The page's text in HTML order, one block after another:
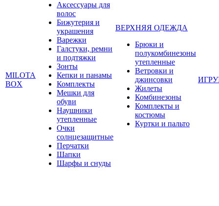
MILOTA
BOX
Аксессуары для
волос
Бижутерия и
украшения
Варежки
Галстуки, ремни
и подтяжки
Зонты
Кепки и панамы
Комплекты
Мешки для
обуви
Наушники
утепленные
Очки
солнцезащитные
Перчатки
Шапки
Шарфы и снуды
ВЕРХНЯЯ ОДЕЖДА
Брюки и
полукомбинезоны
утепленные
Ветровки и
джинсовки
Жилеты
Комбинезоны
Комплекты и
костюмы
Куртки и пальто